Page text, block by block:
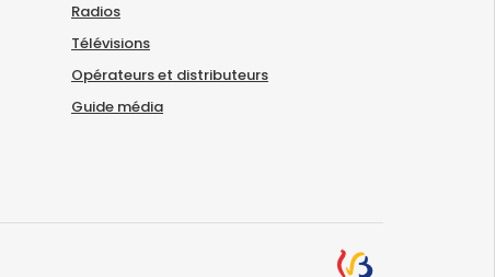
Radios
Télévisions
Opérateurs et distributeurs
Guide média